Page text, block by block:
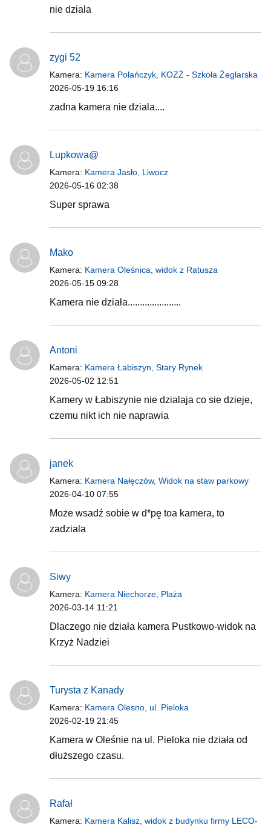
nie dziala
zygi 52
Kamera: Kamera Polańczyk, KOZŻ - Szkoła Żeglarska
2026-05-19 16:16
zadna kamera nie dziala....
Lupkowa@
Kamera: Kamera Jasło, Liwocz
2026-05-16 02:38
Super sprawa
Mako
Kamera: Kamera Oleśnica, widok z Ratusza
2026-05-15 09:28
Kamera nie działa......................
Antoni
Kamera: Kamera Łabiszyn, Stary Rynek
2026-05-02 12:51
Kamery w Łabiszynie nie dzialaja co sie dzieje,
czemu nikt ich nie naprawia
janek
Kamera: Kamera Nałęczów, Widok na staw parkowy
2026-04-10 07:55
Może wsadź sobie w d*pę toa kamera, to
zadziala
Siwy
Kamera: Kamera Niechorze, Plaża
2026-03-14 11:21
Dlaczego nie działa kamera Pustkowo-widok na
Krzyż Nadziei
Turysta z Kanady
Kamera: Kamera Olesno, ul. Pieloka
2026-02-19 21:45
Kamera w Oleśnie na ul. Pieloka nie działa od
dłuższego czasu.
Rafał
Kamera: Kamera Kalisz, widok z budynku firmy LECO-